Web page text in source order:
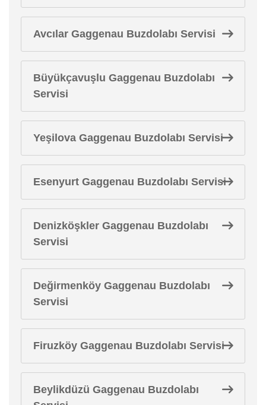
Avcılar Gaggenau Buzdolabı Servisi
Büyükçavuşlu Gaggenau Buzdolabı
Servisi
Yeşilova Gaggenau Buzdolabı Servisi
Esenyurt Gaggenau Buzdolabı Servisi
Denizköşkler Gaggenau Buzdolabı
Servisi
Değirmenköy Gaggenau Buzdolabı
Servisi
Firuzköy Gaggenau Buzdolabı Servisi
Beylikdüzü Gaggenau Buzdolabı